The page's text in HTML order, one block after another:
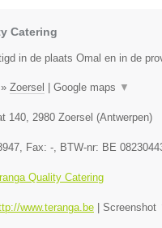
Catering
in de plaats Omal en in de
» Zoersel Google maps ▼
140 2980 Zoersel (Antwerpen)
, Fax: - , BTW-nr: BE
Quality Catering
www.teranga.be Screenshot